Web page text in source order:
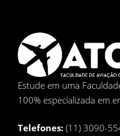
Estude em uma
100% especializada em
Telefones: (11) 3090-